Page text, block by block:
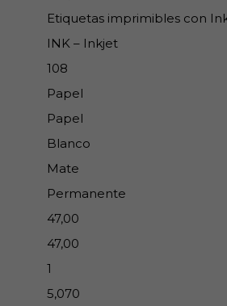
Etiquetas imprimibles con
INK – Inkjet
108
Papel
Papel
Blanco
Mate
Permanente
47,00
47,00
1
5,070